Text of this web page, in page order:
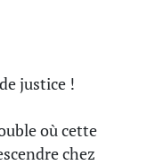
justice !
où cette
chez